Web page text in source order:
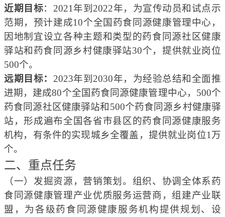
近期目标：2021年到2022年，为宣传动员和试点示
范期，预计建成10个全国药食同源健康管理中心，
因地制宜设立各种主题和类型的药食同源社区健康
驿站和药食同源乡村健康驿站30个，提供就业岗位
500个。
远期目标： 2023年到2030年，为经验总结和全面推
进期，建成80个全国药食同源健康管理中心，500个
药食同源社区健康驿站和500个药食同源乡村健康驿
站，形成遍布全国各省市县区的药食同源健康服务
机构，有条件的实现城乡全覆盖，提供就业岗位1万
个。
二、重点任务
（一）发掘资源，营销策划。组织、协调全体系药
食同源健康管理产业优质服务运营商，组建产业联
盟，为各级药食同源健康服务机构提供规划、设